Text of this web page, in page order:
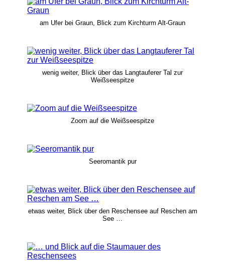
am Ufer bei Graun, Blick zum Kirchturm Alt-Graun
wenig weiter, Blick über das Langtauferer Tal zur
Weißseespitze
Zoom auf die Weißseespitze
Seeromantik pur
etwas weiter, Blick über den Reschensee auf Reschen am
See …